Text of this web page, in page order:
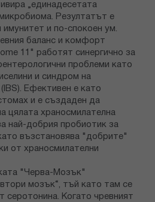
„единадесетата
Резултатът е
имунитет и по-спокоен ум.
баланс и комфорт
11" работят синергично за
проблеми като
и синдром на
Ефективен е като
и е създаден да
цялата храносмилателна
най-добрия пробиотик за
възстановява "добрите"
от храносмилателни
"Черва-Мозък"
мозък“, тъй като там се
серотонина. Когато чревният